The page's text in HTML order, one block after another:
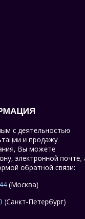
с деятельностью
и продажу
Вы можете
электронной почте,
обратной связи:
(Москва)
(Санкт-Петербург)